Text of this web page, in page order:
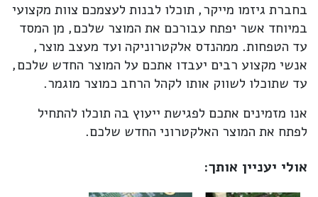
בחברת גיזמו מייקר, תוכלו לבנות לעצמכם צוות מקצועי
במיוחד אשר יפתח עבורכם את המוצר שלכם, מן המסד
עד הטפחות. ממהנדס אלקטרוניקה ועד מעצב מוצר,
אנשי מקצוע רבים יעבדו אתכם על המוצר החדש שלכם,
עד שתוכלו לשווק אותו לקהל הרחב כמוצר מוגמר.
אנו מזמינים אתכם לפגישת ייעוץ בה תוכלו להתחיל
לפתח את המוצר האלקטרוני החדש שלכם.
אולי יעניין אותך: